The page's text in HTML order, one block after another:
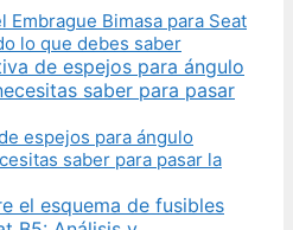
Embrague Bimasa para Seat
lo que debes saber
espejos para ángulo
saber para pasar la